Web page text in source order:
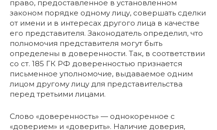
право, предоставленное в установленном
законом порядке одному лицу, совершать сделки
от имени и в интересах другого лица в качестве
его представителя. Законодатель определил, что
полномочия представителя могут быть
определены в доверенности. Так, в соответствии
со ст. 185 ГК РФ доверенностью признается
письменное уполномочие, выдаваемое одним
лицом другому лицу для представительства
перед третьими лицами.
Слово «доверенность» — однокоренное с
«доверием» и «доверить». Наличие доверия,